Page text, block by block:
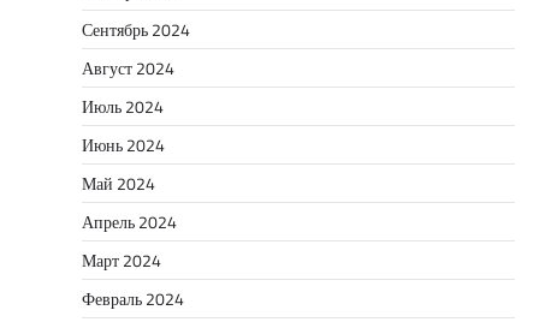
Сентябрь 2024
Август 2024
Июль 2024
Июнь 2024
Май 2024
Апрель 2024
Март 2024
Февраль 2024